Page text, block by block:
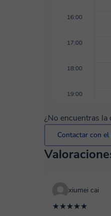
16:00
17:00
18:00
19:00
¿No encuentras
Contactar con
xiumei cai
★★★★★